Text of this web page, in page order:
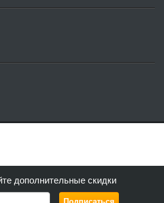
дополнительные скидки